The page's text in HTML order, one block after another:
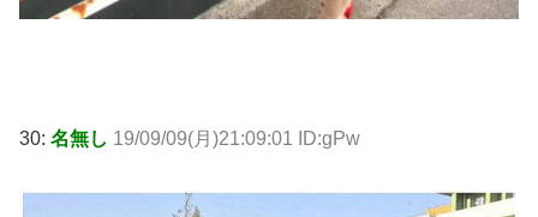
30: 名無し 19/09/09(月)21:09:01 ID:gPw